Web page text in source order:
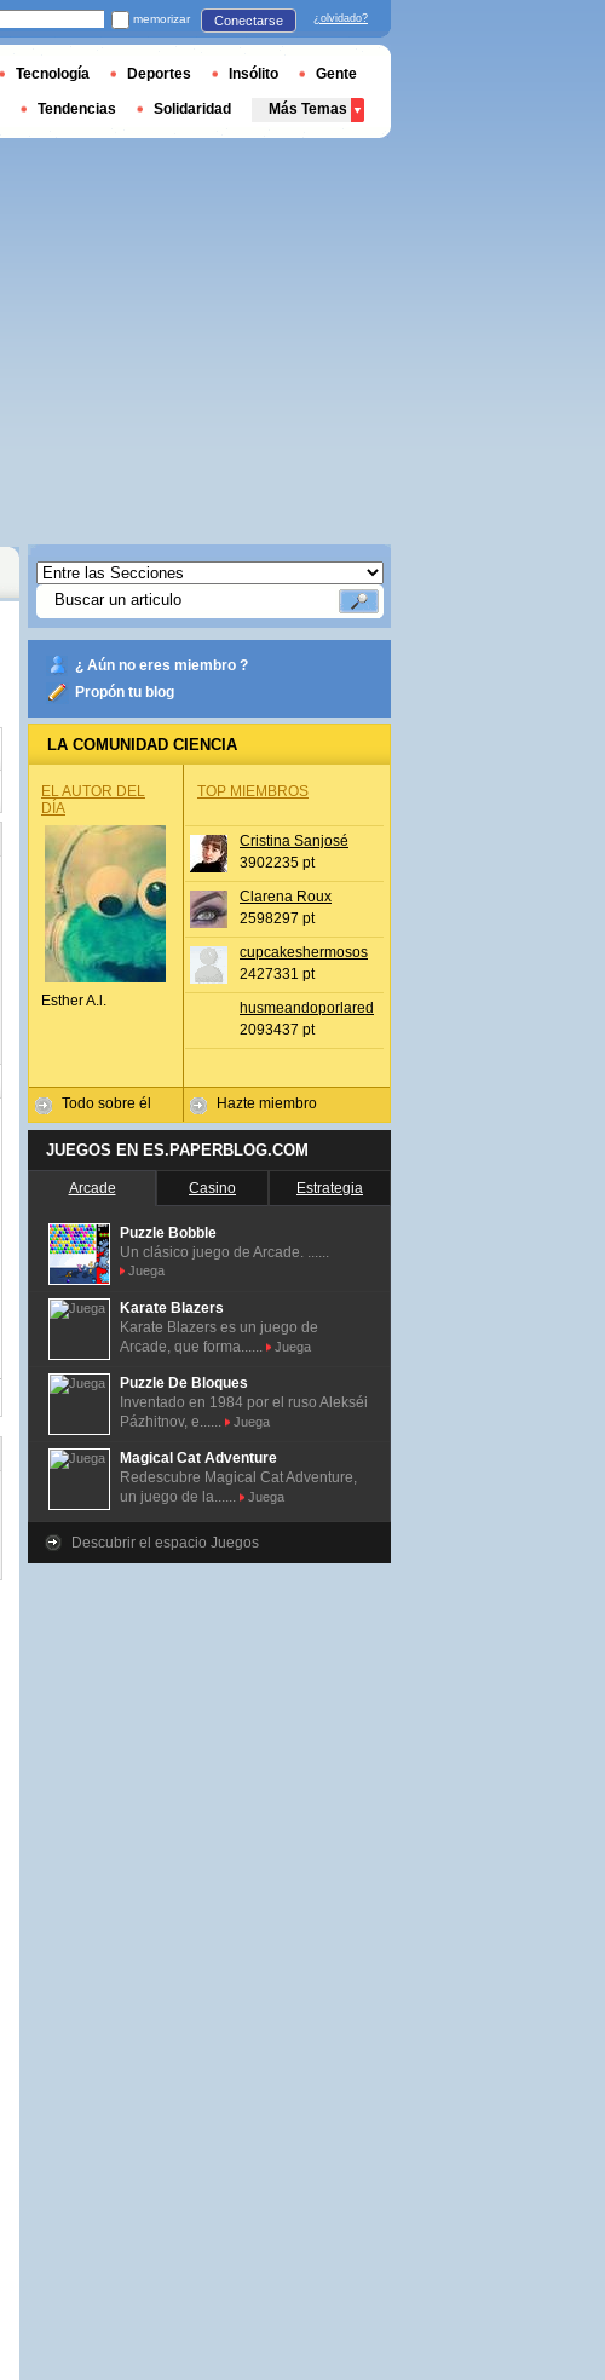
¿ Aún no eres miembro ?
Propón tu blog
LA COMUNIDAD CIENCIA
EL AUTOR DEL
DÍA
Esther A.l.
Todo sobre él
TOP MIEMBROS
Cristina Sanjosé
3902235 pt
Clarena Roux
2598297 pt
cupcakeshermosos
2427331 pt
husmeandoporlared
2093437 pt
Hazte miembro
JUEGOS EN ES.PAPERBLOG.COM
Arcade Casino Estrategia
Puzzle Bobble
Un clásico juego de Arcade. ......
Juega
Karate Blazers
Karate Blazers es un juego de
Arcade, que forma......
Juega
Puzzle De Bloques
Inventado en 1984 por el ruso Alekséi
Pázhitnov, e......
Juega
Magical Cat Adventure
Redescubre Magical Cat Adventure,
un juego de la......
Juega
Descubrir el espacio Juegos
memorizar Conectarse ¿olvidado?
Tecnología Deportes Insólito Gente
Tendencias Solidaridad Más Temas